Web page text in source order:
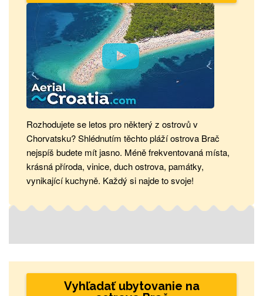
Rozhodujete se letos pro některý z ostrovů v
Chorvatsku? Shlédnutím těchto pláží ostrova Brač
nejspíš budete mít jasno. Méně frekventovaná místa,
krásná příroda, vinice, duch ostrova, památky,
vynikající kuchyně. Každý si najde to svoje!
Vyhľadať ubytovanie na